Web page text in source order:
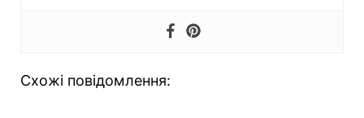
Схожі повідомлення: